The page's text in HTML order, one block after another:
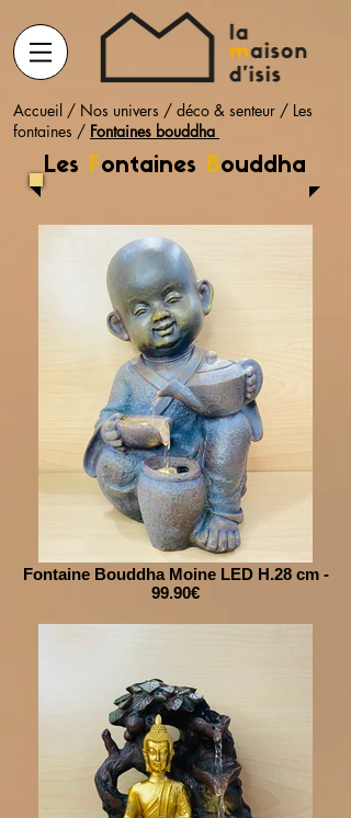
Accueil / Nos univers / déco & senteur / Les
fontaines / Fontaines bouddha
Les Fontaines Bouddha
Fontaine Bouddha Moine LED H.28 cm -
99.90€